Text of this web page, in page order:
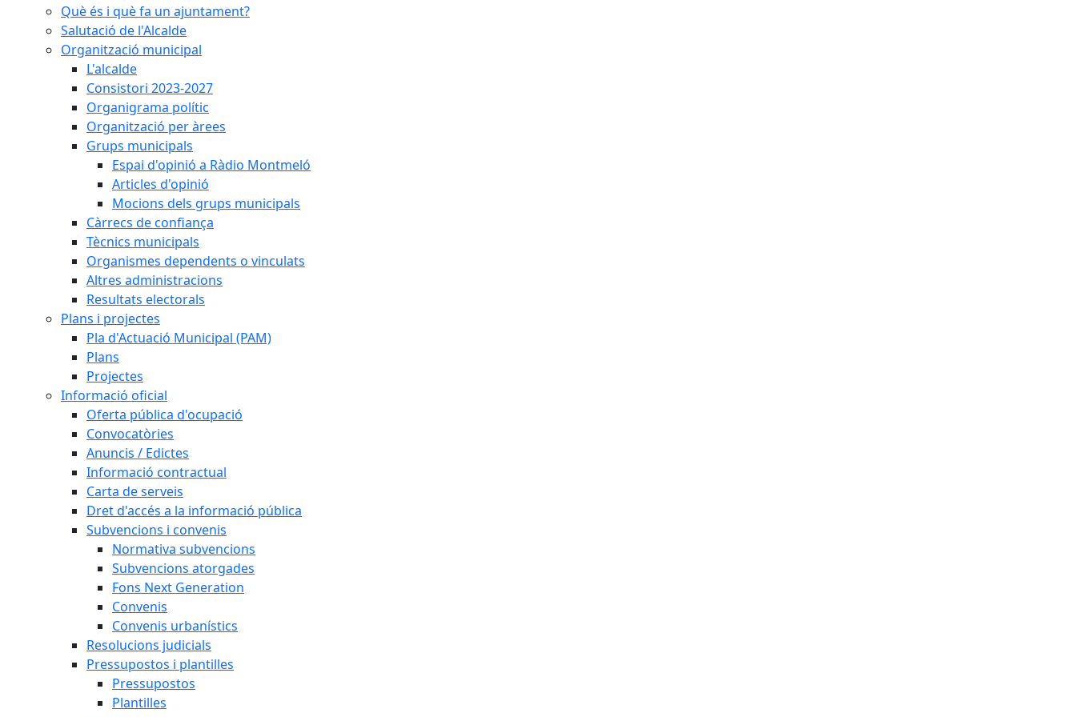
Què és i què fa un ajuntament?
Salutació de l'Alcalde
Organització municipal
L'alcalde
Consistori 2023-2027
Organigrama polític
Organització per àrees
Grups municipals
Espai d'opinió a Ràdio Montmeló
Articles d'opinió
Mocions dels grups municipals
Càrrecs de confiança
Tècnics municipals
Organismes dependents o vinculats
Altres administracions
Resultats electorals
Plans i projectes
Pla d'Actuació Municipal (PAM)
Plans
Projectes
Informació oficial
Oferta pública d'ocupació
Convocatòries
Anuncis / Edictes
Informació contractual
Carta de serveis
Dret d'accés a la informació pública
Subvencions i convenis
Normativa subvencions
Subvencions atorgades
Fons Next Generation
Convenis
Convenis urbanístics
Resolucions judicials
Pressupostos i plantilles
Pressupostos
Plantilles